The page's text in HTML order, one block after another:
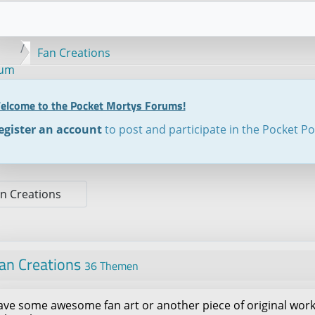
Fan Creations
to the Pocket Mortys Forums!
an accountto post and participate in the Pocket
Creations 36 Themen
some awesome fan art or another piece of original